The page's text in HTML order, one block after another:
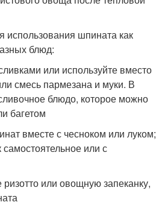
использования шпината как
блюд:
или используйте вместо
смесь пармезана и муки. В
блюдо, которое можно
багетом
вместе с чесноком или луком;
или с
ризотто или овощную запеканку,